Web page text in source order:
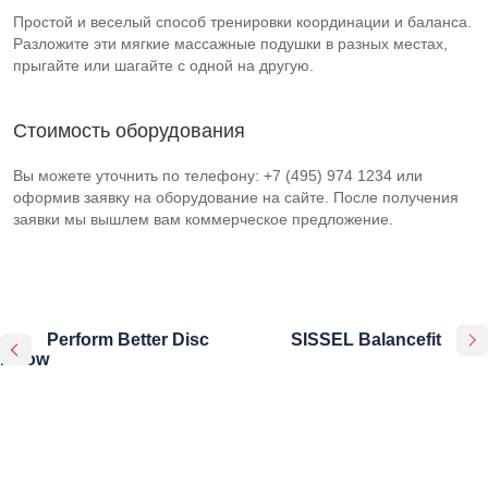
Простой и веселый способ тренировки координации и баланса.
Разложите эти мягкие массажные подушки в разных местах,
прыгайте или шагайте с одной на другую.
Стоимость оборудования
Вы можете уточнить по телефону: +7 (495) 974 1234 или
оформив заявку на оборудование на сайте. После получения
заявки мы вышлем вам коммерческое предложение.
Perform Better Disc
Pillow
SISSEL Balancefit